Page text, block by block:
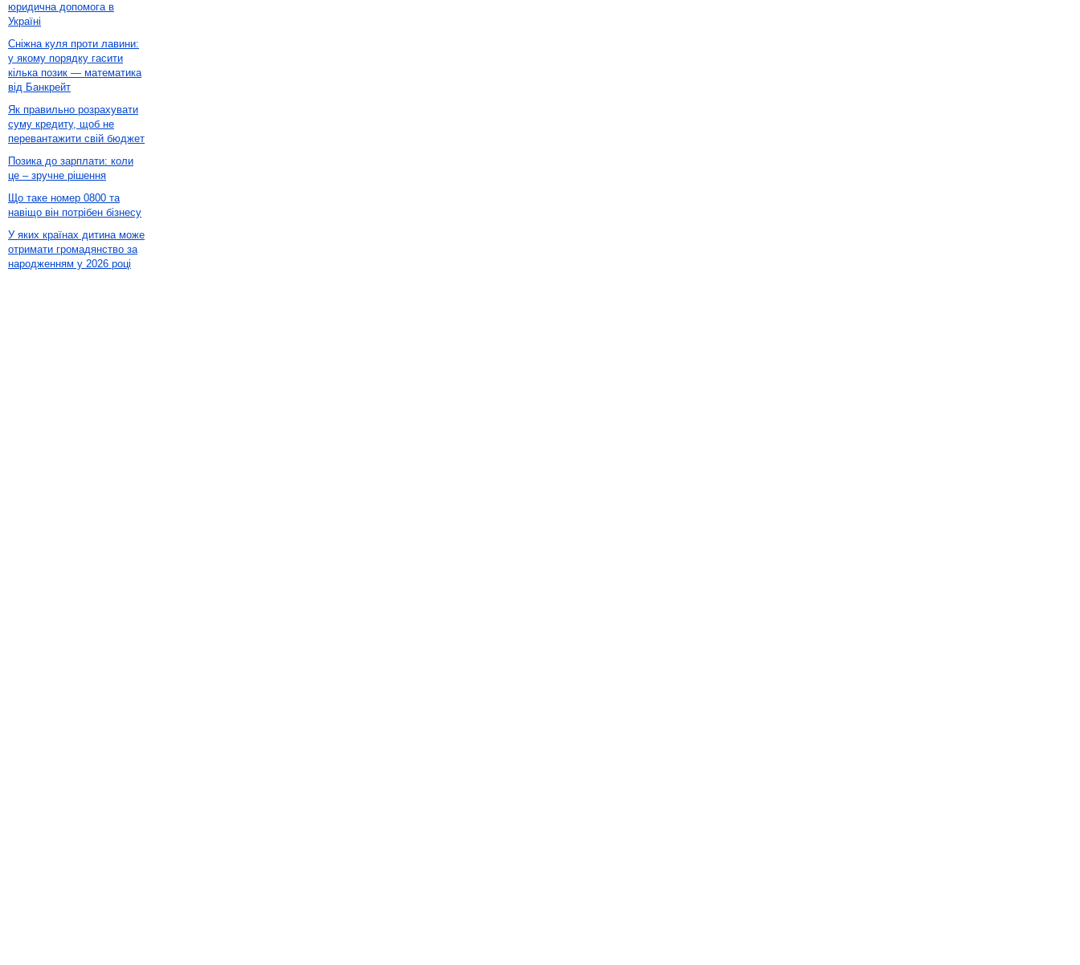
юридична допомога в
Україні
Сніжна куля проти лавини:
у якому порядку гасити
кілька позик — математика
від Банкрейт
Як правильно розрахувати
суму кредиту, щоб не
перевантажити свій бюджет
Позика до зарплати: коли
це – зручне рішення
Що таке номер 0800 та
навіщо він потрібен бізнесу
У яких країнах дитина може
отримати громадянство за
народженням у 2026 році